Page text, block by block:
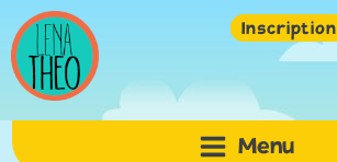
Inscription
Menu